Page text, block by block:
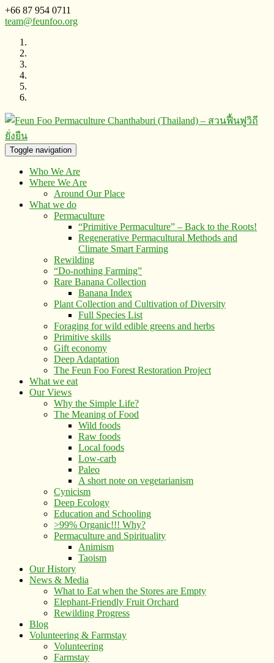
+66 87 954 0711
team@feunfoo.org
Toggle navigation
Who We Are
Where We Are
Around Our Place
What we do
Permaculture
“Primitive Permaculture” – Back to the Roots!
Regenerative Permacultural Methods and
Climate Smart Farming
Rewilding
“Do-nothing Farming”
Rare Banana Collection
Banana Index
Plant Collection and Cultivation of Diversity
Full Species List
Foraging for wild edible greens and herbs
Primitive skills
Gift economy
Deep Adaptation
The Feun Foo Forest Restoration Project
What we eat
Our Views
Why the Simple Life?
The Meaning of Food
Wild foods
Raw foods
Local foods
Low-carb
Paleo
A short note on vegetarianism
Cynicism
Deep Ecology
Education and Schooling
>99% Organic!!! Why?
Permaculture and Spirituality
Animism
Taoism
Our History
News & Media
What to Eat when the Stores are Empty
Elephant-Friendly Fruit Orchard
Rewilding Progress
Blog
Volunteering & Farmstay
Volunteering
Farmstay